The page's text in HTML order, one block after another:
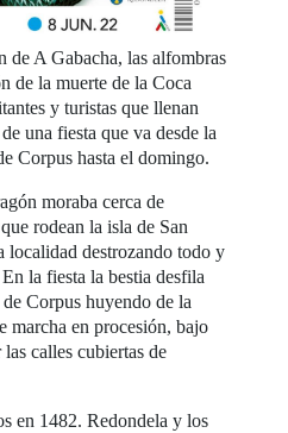
de A Gabacha, las alfombras
de la muerte de la Coca
y turistas que llenan
una fiesta que va desde la
Corpus hasta el domingo.
moraba cerca de
rodean la isla de San
localidad destrozando todo y
la fiesta la bestia desfila
Corpus huyendo de la
marcha en procesión, bajo
calles cubiertas de
en 1482. Redondela y los